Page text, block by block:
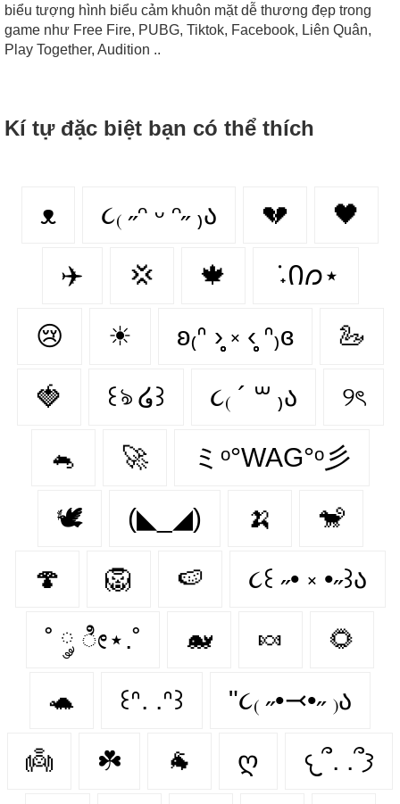
biểu tượng hình biểu cảm khuôn mặt dễ thương đẹp trong
game như Free Fire, PUBG, Tiktok, Facebook, Liên Quân,
Play Together, Audition ..
Kí tự đặc biệt bạn có thể thích
ᴥ ૮₍ ˶ᵔ ᵕ ᵔ˶ ₎ა 💔 🖤
✈️ 💢 🍁 ݁ ˖Ი𐑼⋆
😢 ☀ ʚ₍ᐢ ›̥̥̥ ༝ ‹̥̥̥ ᐢ₎ɞ 🦢
🍓 ꒰ঌ ໒꒱ ૮₍ ´ ꒳ ₎ა ୨ৎ
🐁 🚀 ミᵒ°WAG°ᵒ彡
🕊️ (◣_◢) 🍌 🐒
🍄 🦁 🍉 ૮꒰ ˶• ༝ •˶꒱ა
˚ ༘ ೀ⋆.˚ 🐋 🍬 🌻
🐢 ꒰ᐢ. .ᐢ꒱ "૮₍ ˶•⤙•˶ ₎ა
👼 ☘️ 🐐 ღ 𐔌՞. .՞𐦯